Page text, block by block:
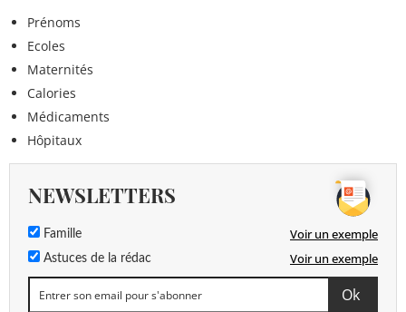
Prénoms
Ecoles
Maternités
Calories
Médicaments
Hôpitaux
NEWSLETTERS
Famille Voir un exemple
Astuces de la rédac Voir un exemple